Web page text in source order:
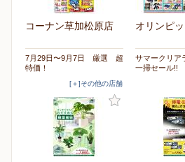
コーナン草加松原店
7月29日〜9月7日 厳選 超
特価！
[＋]その他の店舗
オリンピ
サマークリ
一掃セール!!